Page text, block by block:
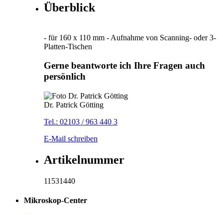
Überblick
- für 160 x 110 mm - Aufnahme von Scanning- oder 3-
Platten-Tischen
Gerne beantworte ich Ihre Fragen auch
persönlich
Dr. Patrick Götting
Tel.: 02103 / 963 440 3
E-Mail schreiben
Artikelnummer
11531440
Mikroskop-Center